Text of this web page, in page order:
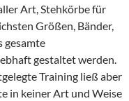
Art, Stehkörbe für
Größen, Bänder,
gesamte
gestaltet werden.
Training ließ aber
in keiner Art und Weise